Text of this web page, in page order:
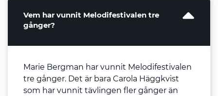
Vem har vunnit Melodifestivalen tre
gånger?
Marie Bergman har vunnit Melodifestivalen
tre gånger. Det är bara Carola Häggkvist
som har vunnit tävlingen fler gånger än